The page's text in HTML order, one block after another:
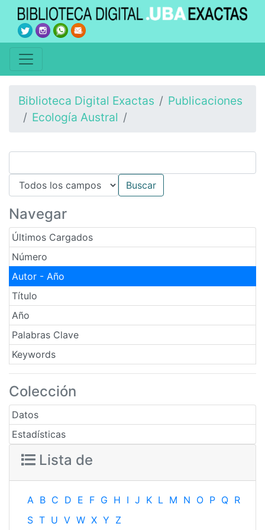
Biblioteca Digital Exactas
Publicaciones
Ecología Austral
Navegar
Últimos Cargados
Número
Autor - Año
Título
Año
Palabras Clave
Keywords
Colección
Datos
Estadísticas
Lista de
A B C D E F G H I J K L M N O P Q R
S T U V W X Y Z